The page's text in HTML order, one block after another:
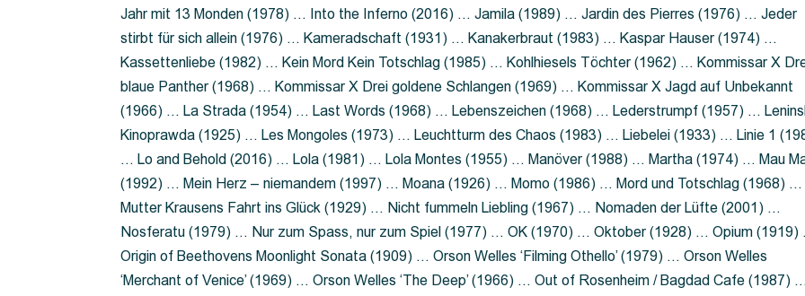
Jahr mit 13 Monden (1978) … Into the Inferno (2016) … Jamila (1989) … Jardin des Pierres (1976) … Jeder
stirbt für sich allein (1976) … Kameradschaft (1931) … Kanakerbraut (1983) … Kaspar Hauser (1974) …
Kassettenliebe (1982) … Kein Mord Kein Totschlag (1985) … Kohlhiesels Töchter (1962) … Kommissar X
blaue Panther (1968) … Kommissar X Drei goldene Schlangen (1969) … Kommissar X Jagd auf Unbekannt
(1966) … La Strada (1954) … Last Words (1968) … Lebenszeichen (1968) … Lederstrumpf (1957) …
Kinoprawda (1925) … Les Mongoles (1973) … Leuchtturm des Chaos (1983) … Liebelei (1933) … Linie 1
… Lo and Behold (2016) … Lola (1981) … Lola Montes (1955) … Manöver (1988) … Martha (1974) … Mau
(1992) … Mein Herz – niemandem (1997) … Moana (1926) … Momo (1986) … Mord und Totschlag (1968) …
Mutter Krausens Fahrt ins Glück (1929) … Nicht fummeln Liebling (1967) … Nomaden der Lüfte (2001) …
Nosferatu (1979) … Nur zum Spass, nur zum Spiel (1977) … OK (1970) … Oktober (1928) … Opium (1919)
Origin of Beethovens Moonlight Sonata (1909) … Orson Welles ‘Filming Othello’ (1979) … Orson Welles
‘Merchant of Venice’ (1969) … Orson Welles ‘The Deep’ (1966) … Out of Rosenheim / Bagdad Cafe (1987) …